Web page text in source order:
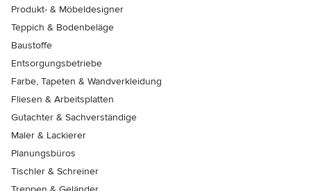
Produkt- & Möbeldesigner
Teppich & Bodenbeläge
Baustoffe
Entsorgungsbetriebe
Farbe, Tapeten & Wandverkleidung
Fliesen & Arbeitsplatten
Gutachter & Sachverständige
Maler & Lackierer
Planungsbüros
Tischler & Schreiner